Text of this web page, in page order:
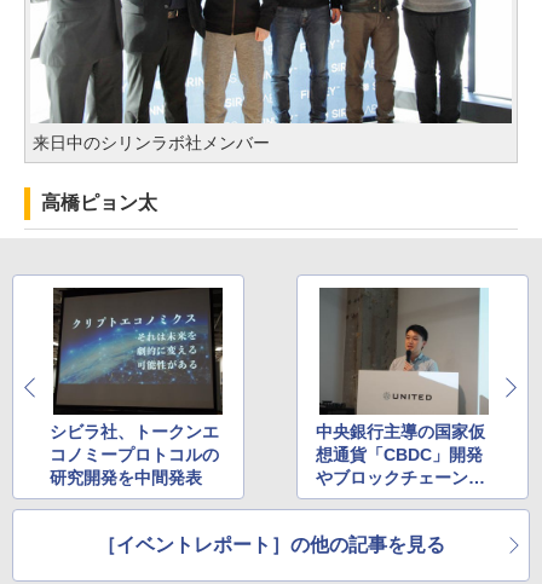
来日中のシリンラボ社メンバー
高橋ピョン太
シビラ社、トークンエ
コノミープロトコルの
研究開発を中間発表
中央銀行主導の国家仮
想通貨「CBDC」開発
やブロックチェーン活
用の政治投票、社会実
［イベントレポート］の他の記事を見る